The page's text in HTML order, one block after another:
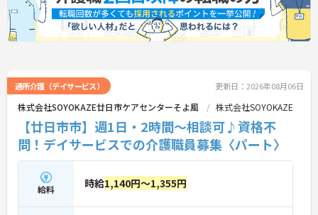
通所介護（デイサービス） 更新日：2026年08月06日
株式会社SOYOKAZE廿日市ケアセンターそよ風 株式会社SOYOKAZE
【廿日市市】週1日・2時間～相談可♪資格不
問！デイサービスでの介護職員募集〈パート〉
給料 時給1,140円～1,355円